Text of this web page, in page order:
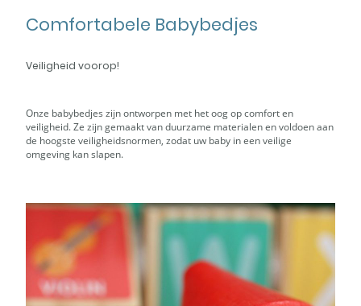
Comfortabele Babybedjes
Veiligheid voorop!
Onze babybedjes zijn ontworpen met het oog op comfort en
veiligheid. Ze zijn gemaakt van duurzame materialen en voldoen aan
de hoogste veiligheidsnormen, zodat uw baby in een veilige
omgeving kan slapen.